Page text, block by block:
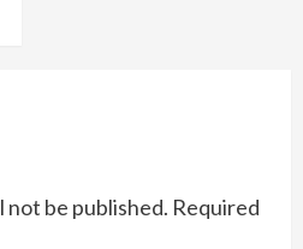
not be published. Required